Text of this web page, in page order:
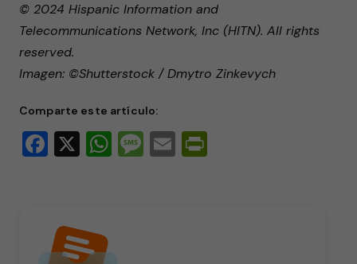
© 2024 Hispanic Information and
Telecommunications Network, Inc (HITN). All rights
reserved.
Imagen: ©Shutterstock / Dmytro Zinkevych
Comparte este artículo:
Facebook
X WhatsApp
Message
Email